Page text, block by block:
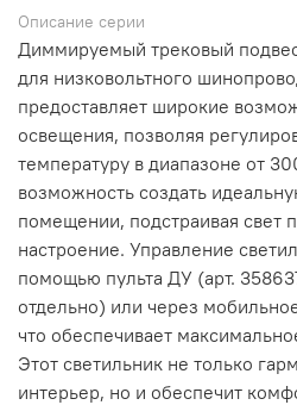
Описание серии
Диммируемый трековый
для низковольтного
предоставляет широкие
освещения, позволяя
температуру в диапазоне от
возможность создать
помещении, подстраивая свет
настроение. Управление
помощью пульта ДУ (арт.
отдельно) или через
что обеспечивает
Этот светильник не только
интерьер, но и обеспечит